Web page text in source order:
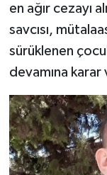
en ağır cezayı
savcısı,
sürüklenen
devamına